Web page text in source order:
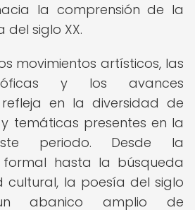
la comprensión de la
siglo XX.
movimientos artísticos, las
y los avances
en la diversidad de
temáticas presentes en la
periodo. Desde la
formal hasta la búsqueda
cultural, la poesía del siglo
abanico amplio de